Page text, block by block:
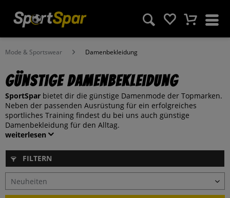
Mode & Sportswear Damenbekleidung
Günstige Damenbekleidung
SportSpar bietet dir die günstige Damenmode der Topmarken.
Neben der passenden Ausrüstung für ein erfolgreiches
sportliches Training findest du bei uns auch günstige
Damenbekleidung für den Alltag.
weiterlesen
FILTERN